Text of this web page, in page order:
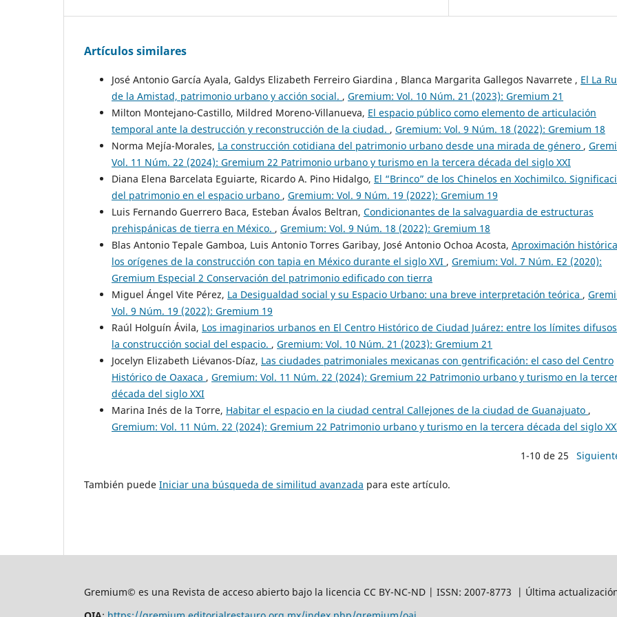
Artículos similares
José Antonio García Ayala, Galdys Elizabeth Ferreiro Giardina , Blanca Margarita Gallegos Navarrete , El La
de la Amistad, patrimonio urbano y acción social. , Gremium: Vol. 10 Núm. 21 (2023): Gremium 21
Milton Montejano-Castillo, Mildred Moreno-Villanueva, El espacio público como elemento de articulación
temporal ante la destrucción y reconstrucción de la ciudad. , Gremium: Vol. 9 Núm. 18 (2022): Gremium 18
Norma Mejía-Morales, La construcción cotidiana del patrimonio urbano desde una mirada de género ,
Vol. 11 Núm. 22 (2024): Gremium 22 Patrimonio urbano y turismo en la tercera década del siglo XXI
Diana Elena Barcelata Eguiarte, Ricardo A. Pino Hidalgo, El “Brinco” de los Chinelos en Xochimilco.
del patrimonio en el espacio urbano , Gremium: Vol. 9 Núm. 19 (2022): Gremium 19
Luis Fernando Guerrero Baca, Esteban Ávalos Beltran, Condicionantes de la salvaguardia de estructuras
prehispánicas de tierra en México. , Gremium: Vol. 9 Núm. 18 (2022): Gremium 18
Blas Antonio Tepale Gamboa, Luis Antonio Torres Garibay, José Antonio Ochoa Acosta, Aproximación
los orígenes de la construcción con tapia en México durante el siglo XVI , Gremium: Vol. 7 Núm. E2 (2020):
Gremium Especial 2 Conservación del patrimonio edificado con tierra
Miguel Ángel Vite Pérez, La Desigualdad social y su Espacio Urbano: una breve interpretación teórica ,
Vol. 9 Núm. 19 (2022): Gremium 19
Raúl Holguín Ávila, Los imaginarios urbanos en El Centro Histórico de Ciudad Juárez: entre los límites
la construcción social del espacio. , Gremium: Vol. 10 Núm. 21 (2023): Gremium 21
Jocelyn Elizabeth Liévanos-Díaz, Las ciudades patrimoniales mexicanas con gentrificación: el caso del Centro
Histórico de Oaxaca , Gremium: Vol. 11 Núm. 22 (2024): Gremium 22 Patrimonio urbano y turismo en la
década del siglo XXI
Marina Inés de la Torre, Habitar el espacio en la ciudad central Callejones de la ciudad de Guanajuato ,
Gremium: Vol. 11 Núm. 22 (2024): Gremium 22 Patrimonio urbano y turismo en la tercera década del siglo
1-10 de 25
También puede Iniciar una búsqueda de similitud avanzada para este artículo.
Gremium© es una Revista de acceso abierto bajo la licencia CC BY-NC-ND | ISSN: 2007-8773 | Última